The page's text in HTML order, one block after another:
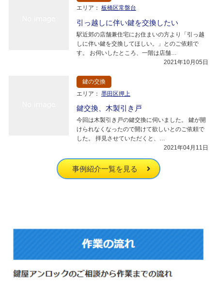
エリア： 板橋区常盤台
引っ越しに伴い鍵を交換したい
駅近郊の店舗兼住宅にお住まいの方より「引っ越
しに伴い鍵を交換してほしい。」とのご依頼で
す。 お伺いしたところ、一階は店舗…
2021年10月05日
鍵の交換
エリア： 墨田区押上
鍵交換、木製引き戸
今回は木製引き戸の鍵交換に伺いました。 鍵が開
けられなくなったので開けて欲しいとのご依頼で
した。 拝見させていただくと、…
2021年04月11日
事例紹介一覧を見る